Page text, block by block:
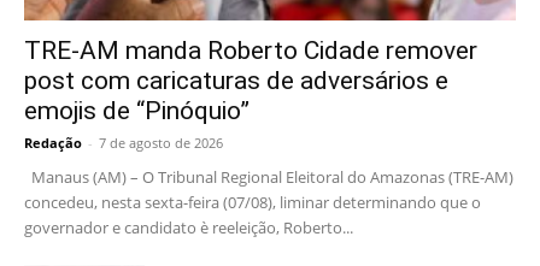
TRE-AM manda Roberto Cidade remover
post com caricaturas de adversários e
emojis de “Pinóquio”
Redação - 7 de agosto de 2026
Manaus (AM) – O Tribunal Regional Eleitoral do Amazonas (TRE-AM)
concedeu, nesta sexta-feira (07/08), liminar determinando que o
governador e candidato è reeleição, Roberto...